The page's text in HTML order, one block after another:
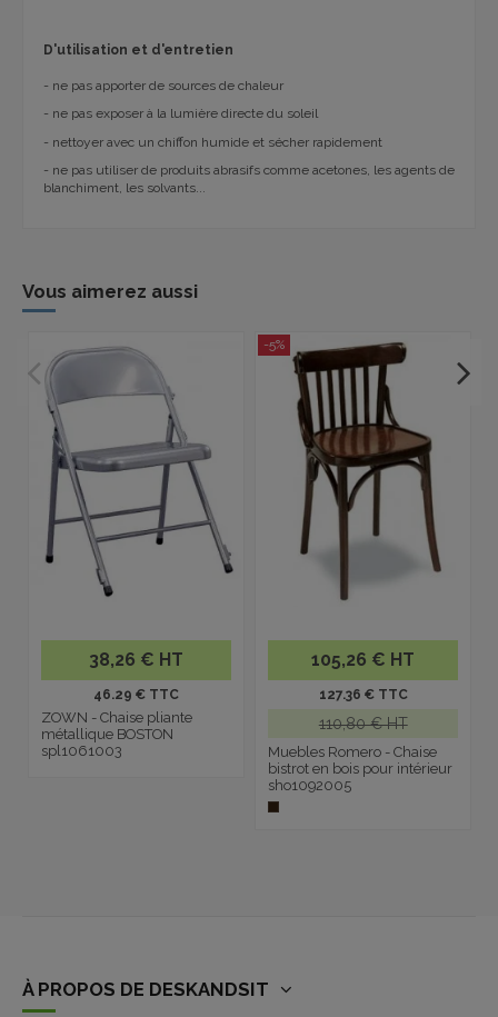
D'utilisation et d'entretien
- ne pas apporter de sources de chaleur
- ne pas exposer à la lumière directe du soleil
- nettoyer avec un chiffon humide et sécher rapidement
- ne pas utiliser de produits abrasifs comme acetones, les agents de
blanchiment, les solvants...
Vous aimerez aussi
38,26 € HT
46.29 € TTC
ZOWN - Chaise pliante
métallique BOSTON
spl1061003
-5%
105,26 € HT
127.36 € TTC
110,80 € HT
Muebles Romero - Chaise
bistrot en bois pour intérieur
sho1092005
À PROPOS DE DESKANDSIT